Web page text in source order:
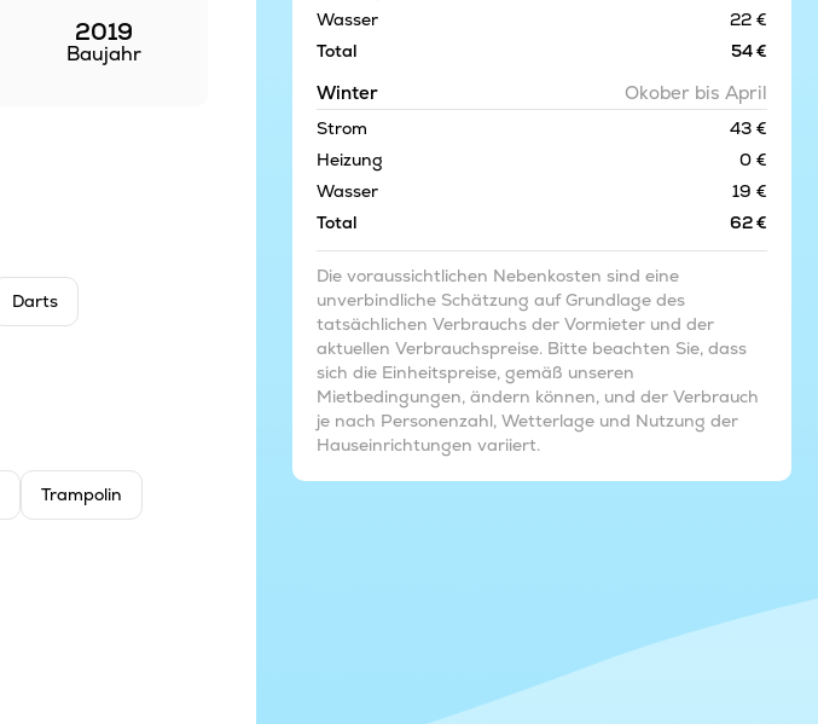
2019
Baujahr
Darts
Trampolin
Wasser
22 €
Total
54 €
Winter Okober bis April
Strom
43 €
Heizung
0 €
Wasser
19 €
Total
62 €
Die voraussichtlichen Nebenkosten sind eine
unverbindliche Schätzung auf Grundlage des
tatsächlichen Verbrauchs der Vormieter und der
aktuellen Verbrauchspreise. Bitte beachten Sie, dass
sich die Einheitspreise, gemäß unseren
Mietbedingungen, ändern können, und der Verbrauch
je nach Personenzahl, Wetterlage und Nutzung der
Hauseinrichtungen variiert.